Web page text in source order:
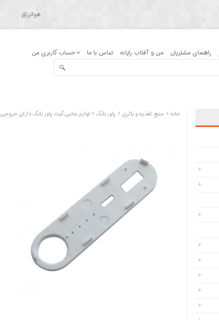
هوالرزاق
راهنمای مشتریان من و آفتاب رایانه تماس با ما حساب کاربری من
خانه » منبع تغذیه و باتری »پاور بانک »لوازم جانبی کیت پاور بانک دارای خروجی 5V 2A USB